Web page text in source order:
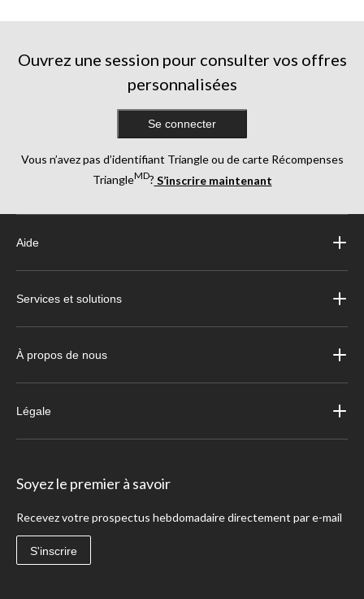
évaluations
évaluations
Ouvrez une session pour consulter vos offres
personnalisées
Se connecter
Vous n’avez pas d’identifiant Triangle ou de carte Récompenses
TriangleMD? S’inscrire maintenant
Aide
Services et solutions
À propos de nous
Légale
Soyez le premier à savoir
Recevez votre prospectus hebdomadaire directement par e-mail
S'inscrire